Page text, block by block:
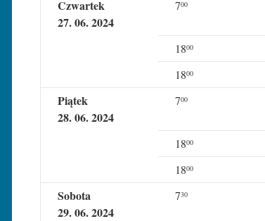
Czwartek
27. 06. 2024
700
1800
1800
Piątek
28. 06. 2024
700
1800
1800
Sobota
29. 06. 2024
730